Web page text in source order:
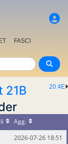
FASCI
20.4E
21B
Agg.
2026-07-26 18:51